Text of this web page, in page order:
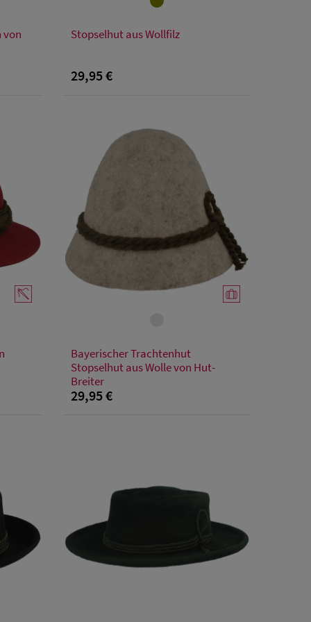
von
Stopselhut aus Wollfilz
29,95 €
48 50 52 54 56 58 60 62
Bayerischer Trachtenhut
Stopselhut aus Wolle von Hut-
Breiter
29,95 €